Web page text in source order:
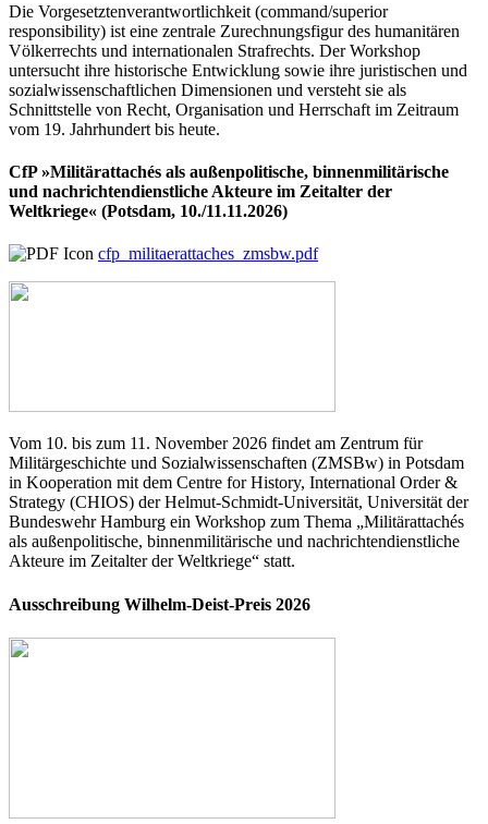
Die Vorgesetztenverantwortlichkeit (command/superior
responsibility) ist eine zentrale Zurechnungsfigur des humanitären
Völkerrechts und internationalen Strafrechts. Der Workshop
untersucht ihre historische Entwicklung sowie ihre juristischen und
sozialwissenschaftlichen Dimensionen und versteht sie als
Schnittstelle von Recht, Organisation und Herrschaft im Zeitraum
vom 19. Jahrhundert bis heute.
CfP »Militärattachés als außenpolitische, binnenmilitärische
und nachrichtendienstliche Akteure im Zeitalter der
Weltkriege« (Potsdam, 10./11.11.2026)
cfp_militaerattaches_zmsbw.pdf
Vom 10. bis zum 11. November 2026 findet am Zentrum für
Militärgeschichte und Sozialwissenschaften (ZMSBw) in Potsdam
in Kooperation mit dem Centre for History, International Order &
Strategy (CHIOS) der Helmut-Schmidt-Universität, Universität der
Bundeswehr Hamburg ein Workshop zum Thema „Militärattachés
als außenpolitische, binnenmilitärische und nachrichtendienstliche
Akteure im Zeitalter der Weltkriege“ statt.
Ausschreibung Wilhelm-Deist-Preis 2026